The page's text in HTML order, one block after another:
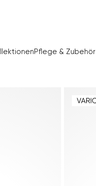
Pflege & Zubehör